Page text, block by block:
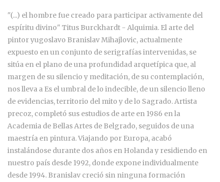
"(...) el hombre fue creado para participar activamente del
espíritu divino" Titus Burckhardt - Alquimia. El arte del
pintor yugoslavo Branislav Mihajlovic, actualmente
expuesto en un conjunto de serigrafías intervenidas, se
sitúa en el plano de una profundidad arquetípica que, al
margen de su silencio y meditación, de su contemplación,
nos lleva a Es el umbral de lo indecible, de un silencio lleno
de evidencias, territorio del mito y de lo Sagrado. Artista
precoz, completó sus estudios de arte en 1986 en la
Academia de Bellas Artes de Belgrado, seguidos de una
maestría en pintura. Viajando por Europa, acabó
instalándose durante dos años en Holanda y residiendo en
nuestro país desde 1992, donde expone individualmente
desde 1994. Branislav creció sin ninguna formación